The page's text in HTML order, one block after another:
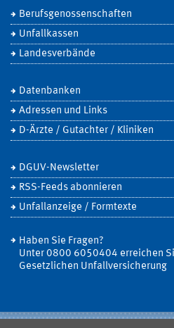
Berufsgenossenschaften
Unfallkassen
Landesverbände
Datenbanken
Adressen und Links
D-Ärzte / Gutachter / Kliniken
DGUV-Newsletter
RSS-Feeds abonnieren
Unfallanzeige / Formtexte
Haben Sie Fragen?
Unter 0800 6050404 erreichen
Gesetzlichen Unfallversicherung